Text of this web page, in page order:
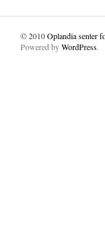
© 2010Oplandia senter
Powered byWordPress.